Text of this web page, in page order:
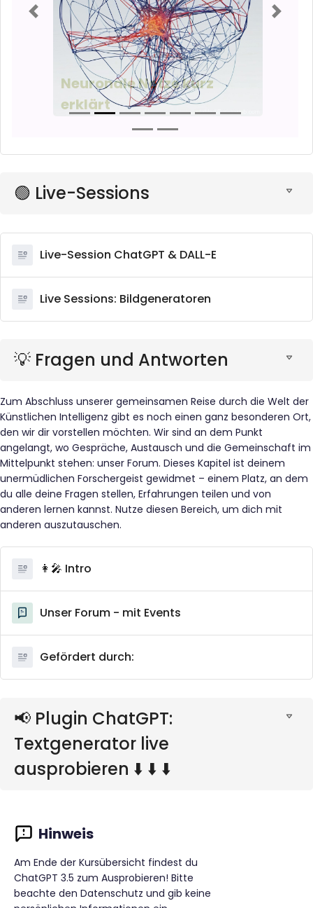
Neuronale Netze kurz
erklärt
🟢 Live-Sessions
Live-Session ChatGPT & DALL-E
Live Sessions: Bildgeneratoren
💡 Fragen und Antworten
Zum Abschluss unserer gemeinsamen Reise durch die Welt der
Künstlichen Intelligenz gibt es noch einen ganz besonderen Ort,
den wir dir vorstellen möchten. Wir sind an dem Punkt
angelangt, wo Gespräche, Austausch und die Gemeinschaft im
Mittelpunkt stehen: unser Forum. Dieses Kapitel ist deinem
unermüdlichen Forschergeist gewidmet – einem Platz, an dem
du alle deine Fragen stellen, Erfahrungen teilen und von
anderen lernen kannst. Nutze diesen Bereich, um dich mit
anderen auszutauschen.
👩‍🎤 Intro
Unser Forum - mit Events
Gefördert durch:
📢 Plugin ChatGPT:
Textgenerator live
ausprobieren ⬇️ ⬇️ ⬇️
Am Ende der Kursübersicht findest du
ChatGPT 3.5 zum Ausprobieren! Bitte
beachte den Datenschutz und gib keine